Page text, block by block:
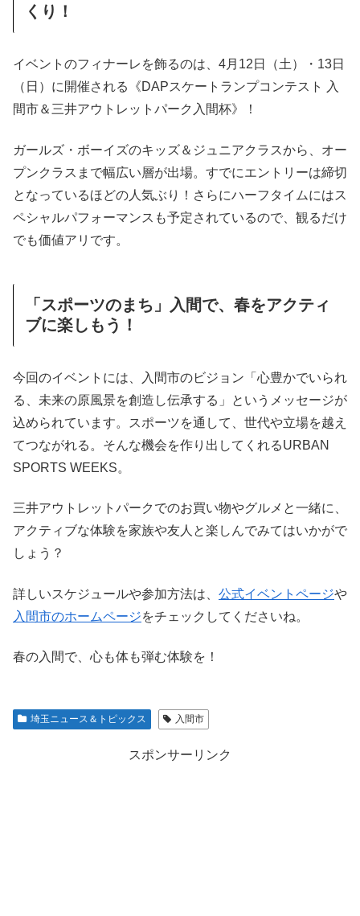
くり！
イベントのフィナーレを飾るのは、4月12日（土）・13日
（日）に開催される《DAPスケートランプコンテスト 入
間市＆三井アウトレットパーク入間杯》！
ガールズ・ボーイズのキッズ＆ジュニアクラスから、オー
プンクラスまで幅広い層が出場。すでにエントリーは締切
となっているほどの人気ぶり！さらにハーフタイムにはス
ペシャルパフォーマンスも予定されているので、観るだけ
でも価値アリです。
「スポーツのまち」入間で、春をアクティ
ブに楽しもう！
今回のイベントには、入間市のビジョン「心豊かでいられ
る、未来の原風景を創造し伝承する」というメッセージが
込められています。スポーツを通して、世代や立場を越え
てつながれる。そんな機会を作り出してくれるURBAN
SPORTS WEEKS。
三井アウトレットパークでのお買い物やグルメと一緒に、
アクティブな体験を家族や友人と楽しんでみてはいかがで
しょう？
詳しいスケジュールや参加方法は、 公式イベントページや
入間市のホームページをチェックしてくださいね。
春の入間で、心も体も弾む体験を！
埼玉ニュース＆トピックス 入間市
スポンサーリンク